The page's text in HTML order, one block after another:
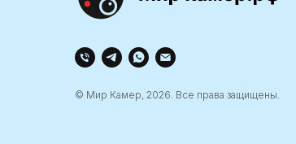
© Мир Камер, 2026. Все права защищены.